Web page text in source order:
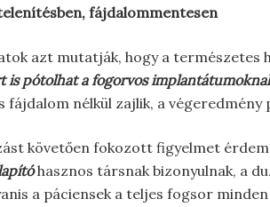
fájdalommentesen
azt mutatják, hogy a természetes
is pótolhat a fogorvos
fájdalom nélkül zajlik, a
követően fokozott figyelmet
hasznos társnak bizonyulnak, a
a páciensek a teljes fogsor